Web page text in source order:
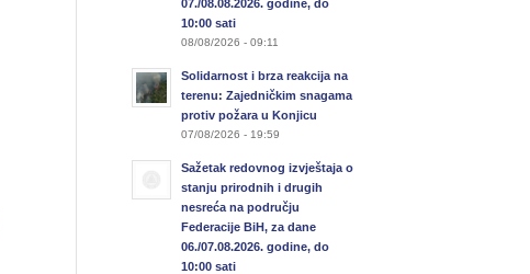
07./08.08.2026. godine, do
10:00 sati
08/08/2026 - 09:11
Solidarnost i brza reakcija na
terenu: Zajedničkim snagama
protiv požara u Konjicu
07/08/2026 - 19:59
Sažetak redovnog izvještaja o
stanju prirodnih i drugih
nesreća na području
Federacije BiH, za dane
06./07.08.2026. godine, do
10:00 sati